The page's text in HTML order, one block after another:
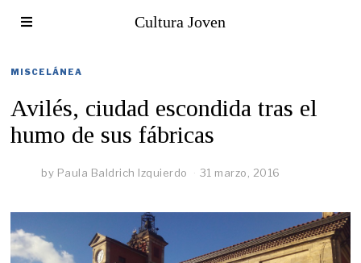
Cultura Joven
MISCELÁNEA
Avilés, ciudad escondida tras el
humo de sus fábricas
by Paula Baldrich Izquierdo 31 marzo, 2016